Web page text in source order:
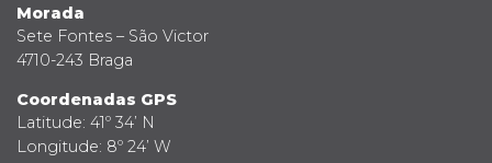
Morada
Sete Fontes – São Victor
4710-243 Braga
Coordenadas GPS
Latitude: 41º 34’ N
Longitude: 8º 24’ W